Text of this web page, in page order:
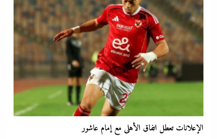
تقدير موقف:حريق ميناء دمياط يشعل الجدل العالمي بصراع
الروايات..بين “هجوم بمسيّرة بلا أدلة ولا اعتراف” و”حادث عرضي